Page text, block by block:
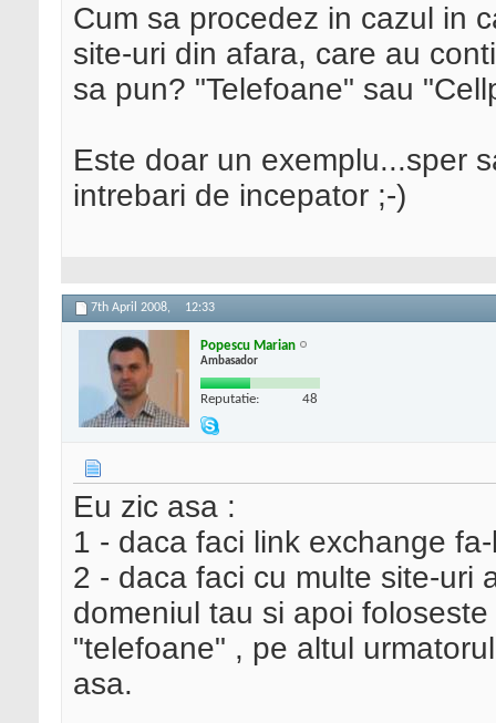
Cum sa procedez in cazul in
site-uri din afara, care au
sa pun? "Telefoane" sau
Este doar un exemplu...sper
intrebari de incepator ;-)
7th April 2008, 12:33
Popescu Marian
Ambasador
Reputatie: 48
Eu zic asa :
1 - daca faci link exchange
2 - daca faci cu multe site-uri
domeniul tau si apoi
"telefoane" , pe altul
asa.